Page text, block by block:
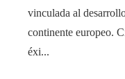
vinculada al
continente europeo.
éxi...